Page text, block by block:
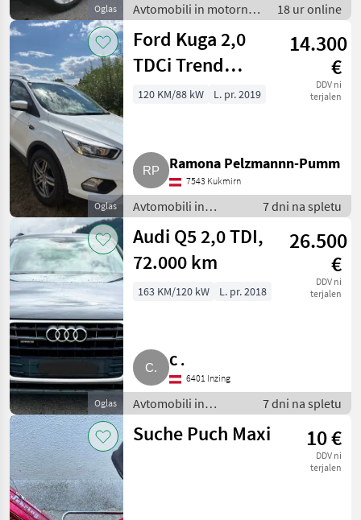
Oglas
Avtomobili in motorna
kolesa / Terensko
vozilo - offroader
18 ur online
Oglas
Ford Kuga 2,0
TDCi Trend
SUV/Geländewagen
14.300
€
DDV ni
terjalen
120 KM/88 kW L. pr. 2019
Ramona Pelzmannn-Pumm
7543 Kukmirn
Avtomobili in
motorna kolesa /
Terensko vozilo -
offroader
7 dni na spletu
Oglas
Audi Q5 2,0 TDI,
72.000 km
26.500
€
DDV ni
terjalen
163 KM/120 kW L. pr. 2018
C .
6401 Inzing
Avtomobili in
motorna kolesa /
Terensko vozilo -
7 dni na spletu
Suche Puch Maxi 10 €
DDV ni
terjalen